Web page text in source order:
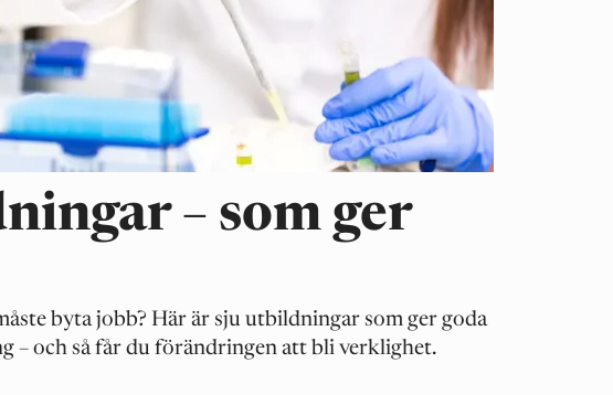
– som ger
byta jobb? Här är sju utbildningar som ger goda
– och så får du förändringen att bli verklighet.